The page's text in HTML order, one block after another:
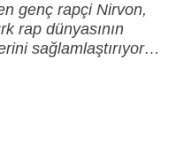
genç rapçi Nirvon,
rap dünyasının
sağlamlaştırıyor…